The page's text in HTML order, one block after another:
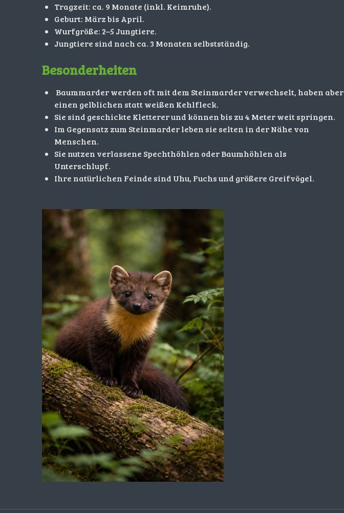
Tragzeit: ca. 9 Monate (inkl. Keimruhe).
Geburt: März bis April.
Wurfgröße: 2–5 Jungtiere.
Jungtiere sind nach ca. 3 Monaten selbstständig.
Besonderheiten
Baummarder werden oft mit dem Steinmarder verwechselt, haben aber
einen gelblichen statt weißen Kehlfleck.
Sie sind geschickte Kletterer und können bis zu 4 Meter weit springen.
Im Gegensatz zum Steinmarder leben sie selten in der Nähe von
Menschen.
Sie nutzen verlassene Spechthöhlen oder Baumhöhlen als
Unterschlupf.
Ihre natürlichen Feinde sind Uhu, Fuchs und größere Greifvögel.